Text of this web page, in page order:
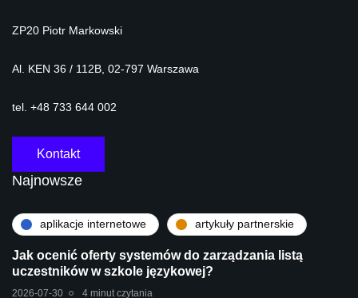
ZP20 Piotr Markowski
Al. KEN 36 / 112B, 02-797 Warszawa
tel. +48 733 644 002
Kontakt
Najnowsze
aplikacje internetowe artykuły partnerskie
Jak ocenić oferty systemów do zarządzania listą
uczestników w szkole językowej?
2026-07-30 4 minut czytania